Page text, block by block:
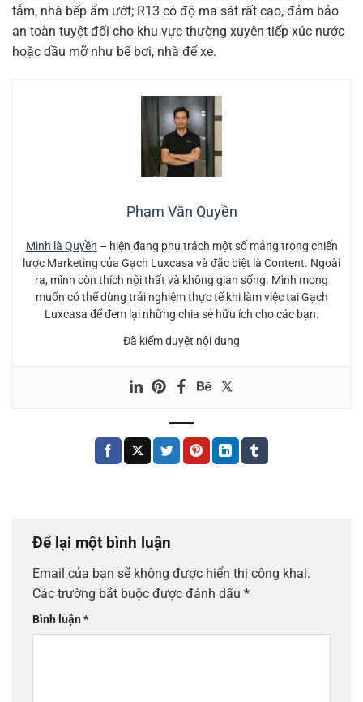
tắm, nhà bếp ẩm ướt; R13 có độ ma sát rất cao, đảm bảo
an toàn tuyệt đối cho khu vực thường xuyên tiếp xúc nước
hoặc dầu mỡ như bể bơi, nhà để xe.
Phạm Văn Quyền
Mình là Quyền – hiện đang phụ trách một số mảng trong chiến
lược Marketing của Gạch Luxcasa và đặc biệt là Content. Ngoài
ra, mình còn thích nội thất và không gian sống. Mình mong
muốn có thể dùng trải nghiệm thực tế khi làm việc tại Gạch
Luxcasa để đem lại những chia sẻ hữu ích cho các bạn.
Đã kiểm duyệt nội dung
Để lại một bình luận
Email của bạn sẽ không được hiển thị công khai.
Các trường bắt buộc được đánh dấu *
Bình luận*